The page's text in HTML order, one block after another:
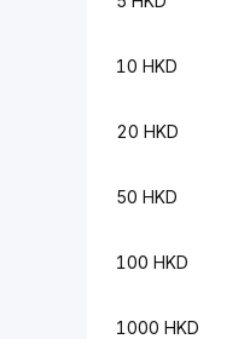
10 HKD
20 HKD
50 HKD
100 HKD
1000 HKD